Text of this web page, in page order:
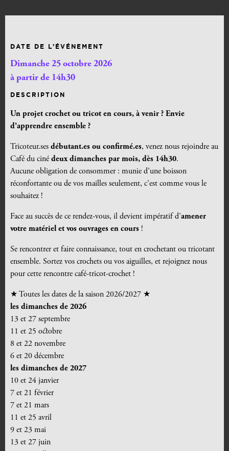
DATE DE L’ÉVÉNEMENT
Dimanche 25 octobre 2026
à partir de 14h30
DESCRIPTION
Un projet crochet ou tricot en cours, à venir ? Envie
d’apprendre ensemble ?
Tricoteur.ses débutant.es ou confirmé.es, venez nous rejoindre au
Café du ciné deux dimanches par mois, dès 14h30.
Aucune obligation de consommer : munie d’une boisson
réconfortante ou de vos mailles seulement, c’est comme vous le
souhaitez !
Face au succès de ce rendez-vous, il devient impératif d’amener
votre matériel et vos ouvrages en cours !
Se rencontrer et faire connaissance, tout en crochetant ou tricotant
ensemble. Sortez vos crochets ou vos aiguilles, et rejoignez nous
pour cette rencontre café-tricot-crochet !
★ Toutes les dates de la saison 2026/2027 ★
les dimanches de 2026
13 et 27 septembre
11 et 25 octobre
8 et 22 novembre
6 et 20 décembre
les dimanches de 2027
10 et 24 janvier
7 et 21 février
7 et 21 mars
11 et 25 avril
9 et 23 mai
13 et 27 juin